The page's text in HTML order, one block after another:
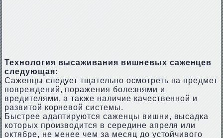
Технология высаживания вишневых саженцев
следующая:
Саженцы следует тщательно осмотреть на предмет
повреждений, поражения болезнями и
вредителями, а также наличие качественной и
развитой корневой системы.
Быстрее адаптируются саженцы вишни, высадка
которых производится в середине апреля или
октябре, не менее чем за месяц до устойчивого